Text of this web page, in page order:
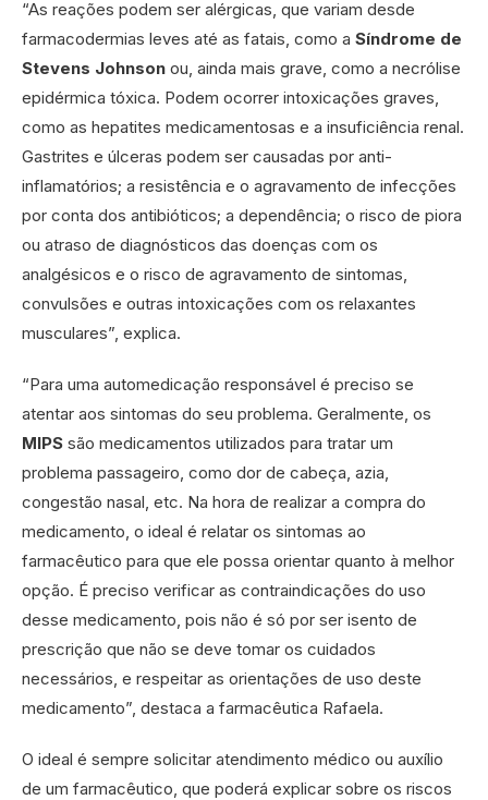
“As reações podem ser alérgicas, que variam desde
farmacodermias leves até as fatais, como a Síndrome de
Stevens Johnson ou, ainda mais grave, como a necrólise
epidérmica tóxica. Podem ocorrer intoxicações graves,
como as hepatites medicamentosas e a insuficiência renal.
Gastrites e úlceras podem ser causadas por anti-
inflamatórios; a resistência e o agravamento de infecções
por conta dos antibióticos; a dependência; o risco de piora
ou atraso de diagnósticos das doenças com os
analgésicos e o risco de agravamento de sintomas,
convulsões e outras intoxicações com os relaxantes
musculares”, explica.
“Para uma automedicação responsável é preciso se
atentar aos sintomas do seu problema. Geralmente, os
MIPS são medicamentos utilizados para tratar um
problema passageiro, como dor de cabeça, azia,
congestão nasal, etc. Na hora de realizar a compra do
medicamento, o ideal é relatar os sintomas ao
farmacêutico para que ele possa orientar quanto à melhor
opção. É preciso verificar as contraindicações do uso
desse medicamento, pois não é só por ser isento de
prescrição que não se deve tomar os cuidados
necessários, e respeitar as orientações de uso deste
medicamento”, destaca a farmacêutica Rafaela.
O ideal é sempre solicitar atendimento médico ou auxílio
de um farmacêutico, que poderá explicar sobre os riscos